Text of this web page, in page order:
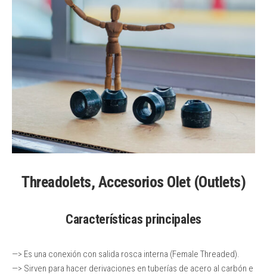
Threadolets, Accesorios Olet (Outlets)
Características principales
—> Es una conexión con salida rosca interna (Female Threaded).
—> Sirven para hacer derivaciones en tuberías de acero al carbón e